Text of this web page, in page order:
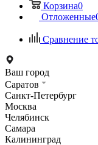
Корзина0
Отложенные
Сравнение
Ваш город
Саратов
Санкт-Петербург
Москва
Челябинск
Самара
Калининград